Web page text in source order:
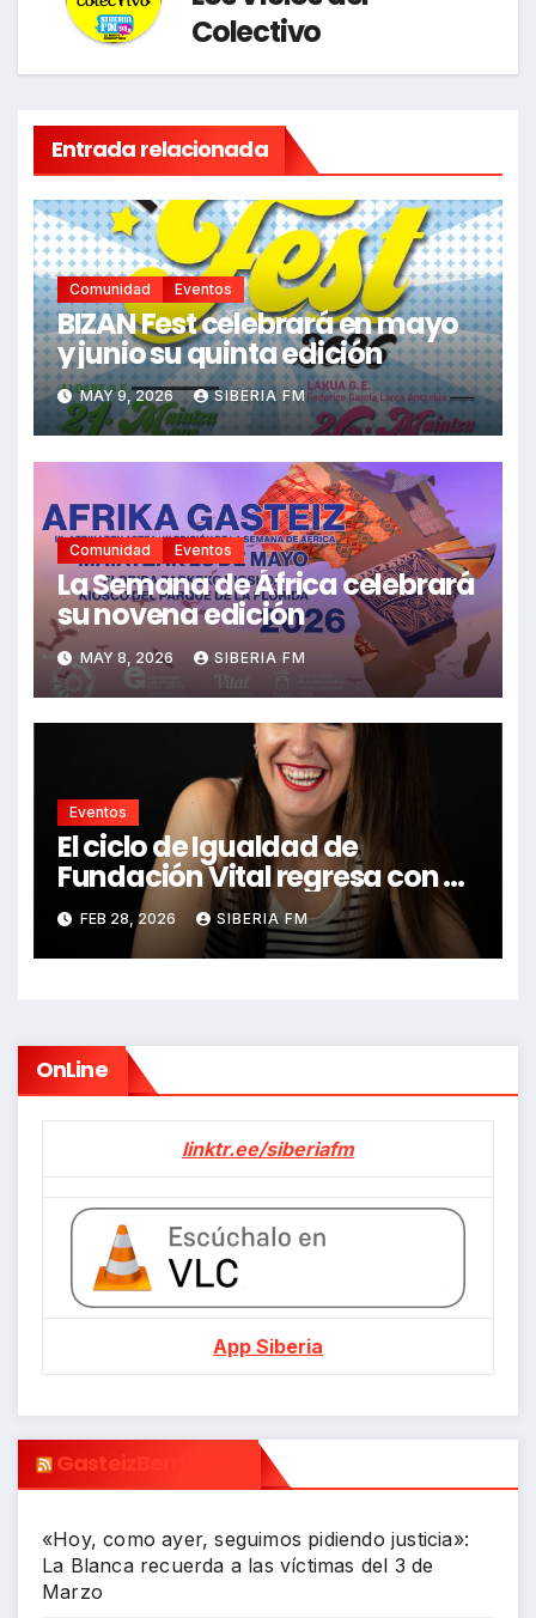
Colectivo
Entrada relacionada
Comunidad Eventos
BIZAN Fest celebrará en mayo
y junio su quinta edición
MAY 9, 2026 SIBERIA FM
Comunidad Eventos
La Semana de África celebrará
su novena edición
MAY 8, 2026 SIBERIA FM
Eventos
El ciclo de Igualdad de
Fundación Vital regresa con el
show de Pitu Aparicio,
‘Encantada de coñocerme’
FEB 28, 2026 SIBERIA FM
OnLine
linktr.ee/siberiafm
App Siberia
GasteizBerri.com
«Hoy, como ayer, seguimos pidiendo justicia»:
La Blanca recuerda a las víctimas del 3 de
Marzo